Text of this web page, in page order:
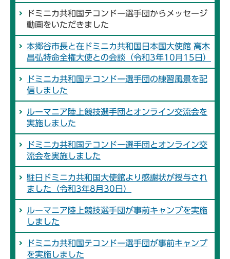
ドミニカ共和国テコンドー選手団からメッセージ
動画をいただきました
本郷谷市長と在ドミニカ共和国日本国大使館 高木
昌弘特命全権大使との会談（令和3年10月15日）
ドミニカ共和国テコンドー選手団の練習風景を配
信しました
ルーマニア陸上競技選手団とオンライン交流会を
実施しました
ドミニカ共和国テコンドー選手団とオンライン交
流会を実施しました
駐日ドミニカ共和国大使館より感謝状が授与され
ました（令和3年8月30日）
ルーマニア陸上競技選手団が事前キャンプを実施
しました
ドミニカ共和国テコンドー選手団が事前キャンプ
を実施しました